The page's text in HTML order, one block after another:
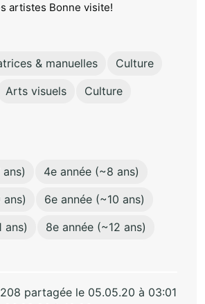
artistes Bonne visite!
& manuelles
Culture
Arts visuels
Culture
4e année (~8 ans)
6e année (~10 ans)
ans)
8e année (~12 ans)
partagée le 05.05.20 à 03:01